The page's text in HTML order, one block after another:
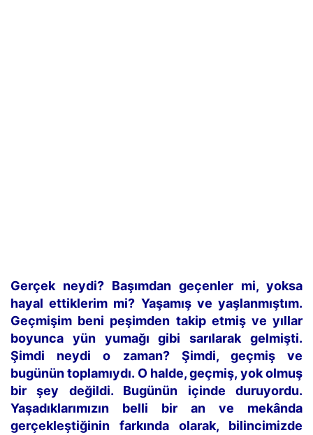
Gerçek neydi? Başımdan geçenler mi, yoksa
hayal ettiklerim mi? Yaşamış ve yaşlanmıştım.
Geçmişim beni peşimden takip etmiş ve yıllar
boyunca yün yumağı gibi sarılarak gelmişti.
Şimdi neydi o zaman? Şimdi, geçmiş ve
bugünün toplamıydı. O halde, geçmiş, yok olmuş
bir şey değildi. Bugünün içinde duruyordu.
Yaşadıklarımızın belli bir an ve mekânda
gerçekleştiğinin farkında olarak, bilincimizde